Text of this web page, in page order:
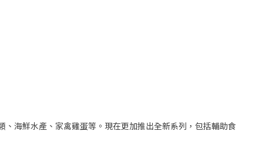
海鮮水產、家禽雞蛋等。現在更加推出全新系列，包括輔助食